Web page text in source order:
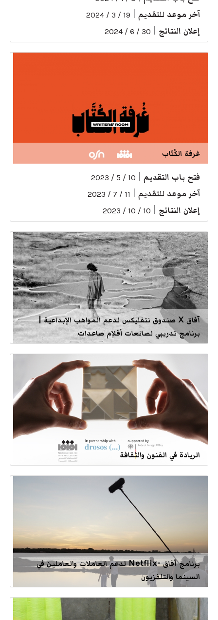
آخر موعد للتقديم 19 / 3 / 2024
إعلان النتائج 30 / 6 / 2024
غرفة الكُتّاب
فتح باب التقديم 10 / 5 / 2023
آخر موعد للتقديم 11 / 7 / 2023
إعلان النتائج 10 / 10 / 2023
آفاق X صندوق نتفليكس لدعم المواهب الإبداعية |
برنامج تدريبي لصانعات أفلام صاعدات
الريادة في الفنون والثقافة
برنامج آفاق -Netflix لدعم العاملات والعاملين في
السينما والتلفزيون